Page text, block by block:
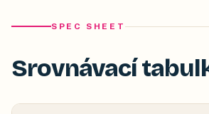
SPEC SHEET
Srovnávací